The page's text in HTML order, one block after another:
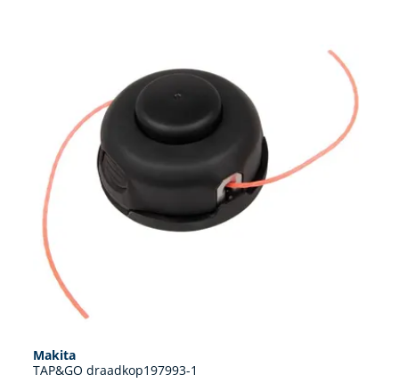
Makita
TAP&GO draadkop197993-1